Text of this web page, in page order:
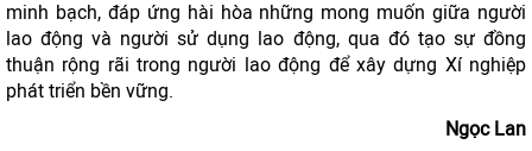
minh bạch, đáp ứng hài hòa những mong muốn giữa người
lao động và người sử dụng lao động, qua đó tạo sự đồng
thuận rộng rãi trong người lao động để xây dựng Xí nghiệp
phát triển bền vững.
Ngọc Lan